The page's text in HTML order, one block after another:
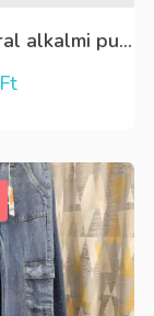
Mayoral alkalmi puha kék élre vasalt nadrág, behúzható derékrésszel
Ft